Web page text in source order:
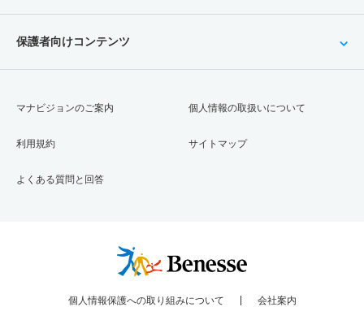
保護者向けコンテンツ
マナビジョンのご案内
利用規約
よくある質問と回答
個人情報の取扱いについて
サイトマップ
個人情報保護への取り組みについて 会社案内